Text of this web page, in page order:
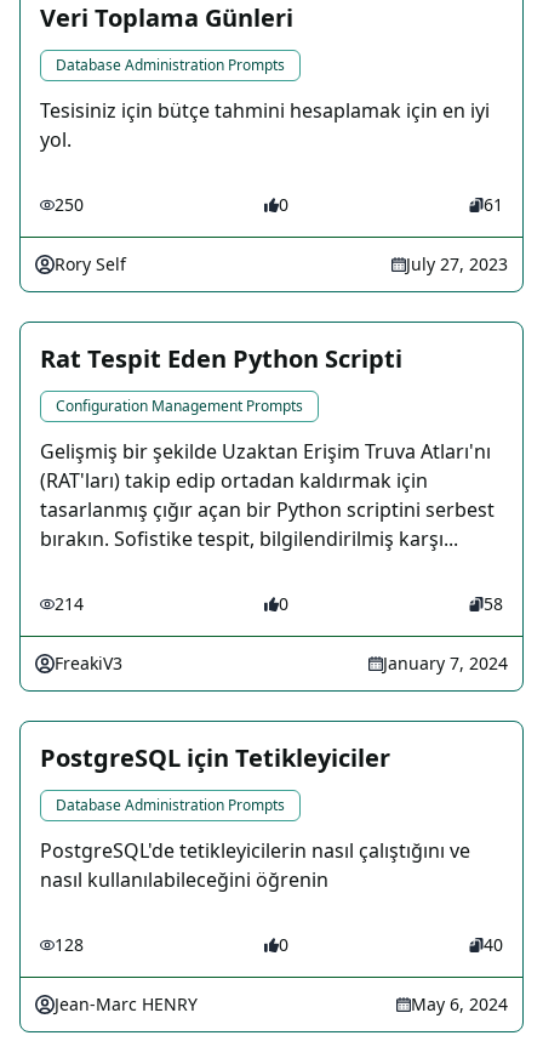
Veri Toplama Günleri
Database Administration Prompts
Tesisiniz için bütçe tahmini hesaplamak için en iyi
yol.
250 0 61
Rory Self July 27, 2023
Rat Tespit Eden Python Scripti
Configuration Management Prompts
Gelişmiş bir şekilde Uzaktan Erişim Truva Atları'nı
(RAT'ları) takip edip ortadan kaldırmak için
tasarlanmış çığır açan bir Python scriptini serbest
bırakın. Sofistike tespit, bilgilendirilmiş karşı...
214 0 58
FreakiV3 January 7, 2024
PostgreSQL için Tetikleyiciler
Database Administration Prompts
PostgreSQL'de tetikleyicilerin nasıl çalıştığını ve
nasıl kullanılabileceğini öğrenin
128 0 40
Jean-Marc HENRY May 6, 2024